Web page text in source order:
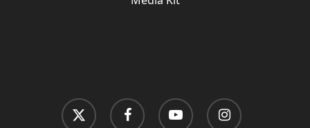
x-
twitter
facebook youtube instagram